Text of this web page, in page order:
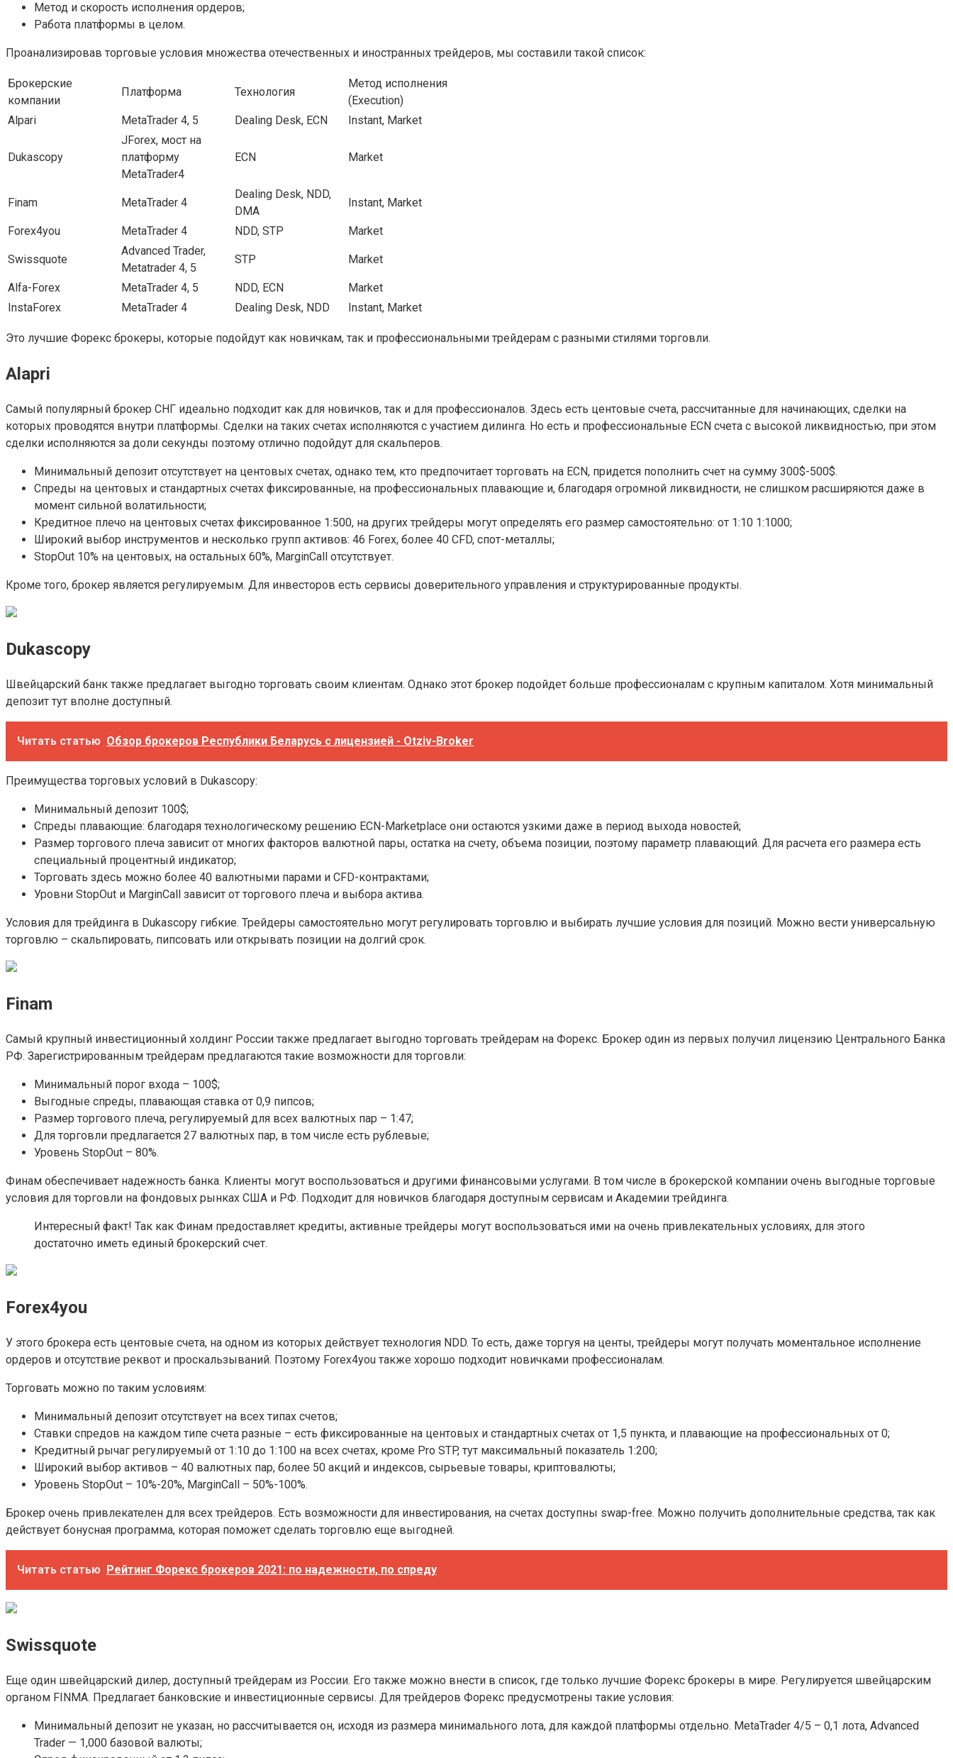
Метод и скорость исполнения ордеров;
Работа платформы в целом.
Проанализировав торговые условия множества отечественных и иностранных трейдеров, мы составили такой список:
Брокерские
компании
Платформа Технология
Метод исполнения
(Execution)
Alpari
MetaTrader 4, 5 Dealing Desk, ECN Instant, Market
Dukascopy
JForex, мост на
платформу
MetaTrader4
ECN Market
Finam MetaTrader 4
Dealing Desk, NDD,
DMA
Instant, Market
Forex4you MetaTrader 4 NDD, STP Market
Swissquote
Advanced Trader,
Metatrader 4, 5
STP Market
Alfa-Forex MetaTrader 4, 5 NDD, ECN
Market
InstaForex
MetaTrader 4 Dealing Desk, NDD Instant, Market
Это лучшие Форекс брокеры, которые подойдут как новичкам, так и профессиональными трейдерам с разными стилями торговли.
Alapri
Самый популярный брокер СНГ идеально подходит как для новичков, так и для профессионалов. Здесь есть центовые счета, рассчитанные для начинающих, сделки на
которых проводятся внутри платформы. Сделки на таких счетах исполняются с участием дилинга. Но есть и профессиональные ECN счета с высокой ликвидностью, при этом
сделки исполняются за доли секунды поэтому отлично подойдут для скальперов.
Минимальный депозит отсутствует на центовых счетах, однако тем, кто предпочитает торговать на ECN, придется пополнить счет на сумму 300$-500$.
Спреды на центовых и стандартных счетах фиксированные, на профессиональных плавающие и, благодаря огромной ликвидности, не слишком расширяются даже в
момент сильной волатильности;
Кредитное плечо на центовых счетах фиксированное 1:500, на других трейдеры могут определять его размер самостоятельно: от 1:10 1:1000;
Широкий выбор инструментов и несколько групп активов: 46 Forex, более 40 CFD, спот-металлы;
StopOut 10% на центовых, на остальных 60%, MarginCall отсутствует.
Кроме того, брокер является регулируемым. Для инвесторов есть сервисы доверительного управления и структурированные продукты.
Dukascopy
Швейцарский банк также предлагает выгодно торговать своим клиентам. Однако этот брокер подойдет больше профессионалам с крупным капиталом. Хотя минимальный
депозит тут вполне доступный.
Читать статью Обзор брокеров Республики Беларусь с лицензией - Otziv-Broker
Преимущества торговых условий в Dukascopy:
Минимальный депозит 100$;
Спреды плавающие: благодаря технологическому решению ECN-Marketplace они остаются узкими даже в период выхода новостей;
Размер торгового плеча зависит от многих факторов валютной пары, остатка на счету, объема позиции, поэтому параметр плавающий. Для расчета его размера есть
специальный процентный индикатор;
Торговать здесь можно более 40 валютными парами и CFD-контрактами;
Уровни StopOut и MarginCall зависит от торгового плеча и выбора актива.
Условия для трейдинга в Dukascopy гибкие. Трейдеры самостоятельно могут регулировать торговлю и выбирать лучшие условия для позиций. Можно вести универсальную
торговлю – скальпировать, пипсовать или открывать позиции на долгий срок.
Finam
Самый крупный инвестиционный холдинг России также предлагает выгодно торговать трейдерам на Форекс. Брокер один из первых получил лицензию Центрального Банка
РФ. Зарегистрированным трейдерам предлагаются такие возможности для торговли:
Минимальный порог входа – 100$;
Выгодные спреды, плавающая ставка от 0,9 пипсов;
Размер торгового плеча, регулируемый для всех валютных пар – 1:47;
Для торговли предлагается 27 валютных пар, в том числе есть рублевые;
Уровень StopOut – 80%.
Финам обеспечивает надежность банка. Клиенты могут воспользоваться и другими финансовыми услугами. В том числе в брокерской компании очень выгодные торговые
условия для торговли на фондовых рынках США и РФ. Подходит для новичков благодаря доступным сервисам и Академии трейдинга.
Интересный факт! Так как Финам предоставляет кредиты, активные трейдеры могут воспользоваться ими на очень привлекательных условиях, для этого
достаточно иметь единый брокерский счет.
Forex4you
У этого брокера есть центовые счета, на одном из которых действует технология NDD. То есть, даже торгуя на центы, трейдеры могут получать моментальное исполнение
ордеров и отсутствие реквот и проскальзываний. Поэтому Forex4you также хорошо подходит новичками профессионалам.
Торговать можно по таким условиям:
Минимальный депозит отсутствует на всех типах счетов;
Ставки спредов на каждом типе счета разные – есть фиксированные на центовых и стандартных счетах от 1,5 пункта, и плавающие на профессиональных от 0;
Кредитный рычаг регулируемый от 1:10 до 1:100 на всех счетах, кроме Pro STP, тут максимальный показатель 1:200;
Широкий выбор активов – 40 валютных пар, более 50 акций и индексов, сырьевые товары, криптовалюты;
Уровень StopOut – 10%-20%, MarginCall – 50%-100%.
Брокер очень привлекателен для всех трейдеров. Есть возможности для инвестирования, на счетах доступны swap-free. Можно получить дополнительные средства, так как
действует бонусная программа, которая поможет сделать торговлю еще выгодней.
Читать статью Рейтинг Форекс брокеров 2021: по надежности, по спреду
Swissquote
Еще один швейцарский дилер, доступный трейдерам из России. Его также можно внести в список, где только лучшие Форекс брокеры в мире. Регулируется швейцарским
органом FINMA. Предлагает банковские и инвестиционные сервисы. Для трейдеров Форекс предусмотрены такие условия:
Минимальный депозит не указан, но рассчитывается он, исходя из размера минимального лота, для каждой платформы отдельно. MetaTrader 4/5 – 0,1 лота, Advanced
Trader — 1,000 базовой валюты;